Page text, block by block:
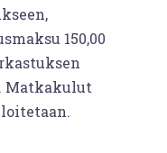
150,00
Matkakulut